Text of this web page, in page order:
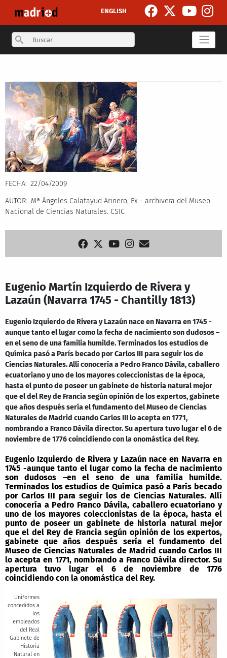
ENGLISH
Search
FECHA
22/04/2009
AUTOR
Mª Ángeles Calatayud Arinero, Ex - archivera del Museo
Nacional de Ciencias Naturales. CSIC
Eugenio Martín Izquierdo de Rivera y
Lazaún (Navarra 1745 - Chantilly 1813)
Eugenio Izquierdo de Rivera y Lazaún nace en Navarra en 1745 -
aunque tanto el lugar como la fecha de nacimiento son dudosos –
en el seno de una familia humilde. Terminados los estudios de
Química pasó a París becado por Carlos III para seguir los de
Ciencias Naturales. Allí conocería a Pedro Franco Dávila, caballero
ecuatoriano y uno de los mayores coleccionistas de la época,
hasta el punto de poseer un gabinete de historia natural mejor
que el del Rey de Francia según opinión de los expertos, gabinete
que años después sería el fundamento del Museo de Ciencias
Naturales de Madrid cuando Carlos III lo acepta en 1771,
nombrando a Franco Dávila director. Su apertura tuvo lugar el 6 de
noviembre de 1776 coincidiendo con la onomástica del Rey.
Eugenio Izquierdo de Rivera y Lazaún nace en Navarra en
1745 -aunque tanto el lugar como la fecha de nacimiento
son dudosos –en el seno de una familia humilde.
Terminados los estudios de Química pasó a París becado
por Carlos III para seguir los de Ciencias Naturales. Allí
conocería a Pedro Franco Dávila, caballero ecuatoriano y
uno de los mayores coleccionistas de la época, hasta el
punto de poseer un gabinete de historia natural mejor
que el del Rey de Francia según opinión de los expertos,
gabinete que años después sería el fundamento del
Museo de Ciencias Naturales de Madrid cuando Carlos III
lo acepta en 1771, nombrando a Franco Dávila director. Su
apertura tuvo lugar el 6 de noviembre de 1776
coincidiendo con la onomástica del Rey.
Uniformes
concedidos a
los
empleados
del Real
Gabinete de
Historia
Natural en